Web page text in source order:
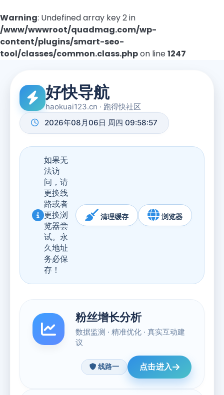
Warning: Undefined array key 2 in
/www/wwwroot/quadmag.com/wp-
content/plugins/smart-seo-
tool/classes/common.class.phpon line1247